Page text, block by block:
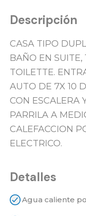
Descripción
CASA TIPO
BAÑO EN SUITE,
TOILETTE.
AUTO DE 7X 10
CON ESCALERA
PARRILA A
CALEFACCION
ELECTRICO.
Detalles
Agua caliente